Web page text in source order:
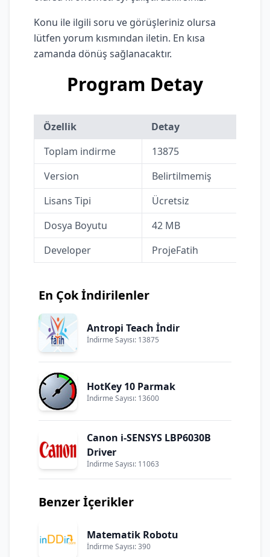
Konu ile ilgili soru ve görüşleriniz olursa
lütfen yorum kısmından iletin. En kısa
zamanda dönüş sağlanacaktır.
Program Detay
Özellik
Detay
Toplam indirme
13875
Version
Belirtilmemiş
Lisans Tipi
Ücretsiz
Dosya Boyutu
42 MB
Developer
ProjeFatih
En Çok İndirilenler
Antropi Teach İndir
İndirme Sayısı: 13875
HotKey 10 Parmak
İndirme Sayısı: 13600
Canon i-SENSYS LBP6030B
Driver
İndirme Sayısı: 11063
Benzer İçerikler
Matematik Robotu
İndirme Sayısı: 390